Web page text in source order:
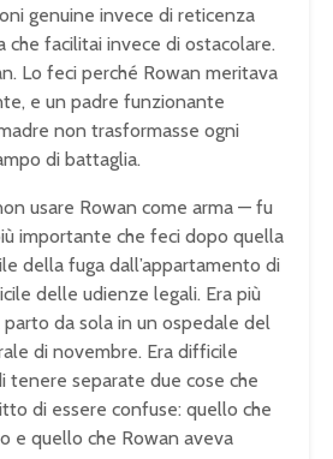
genuine invece di reticenza
che facilitai invece di ostacolare.
Lo feci perché Rowan meritava
e un padre funzionante
non trasformasse ogni
di battaglia.
usare Rowan come arma — fu
importante che feci dopo quella
della fuga dall’appartamento di
delle udienze legali. Era più
da sola in un ospedale del
di novembre. Era difficile
tenere separate due cose che
di essere confuse: quello che
e quello che Rowan aveva